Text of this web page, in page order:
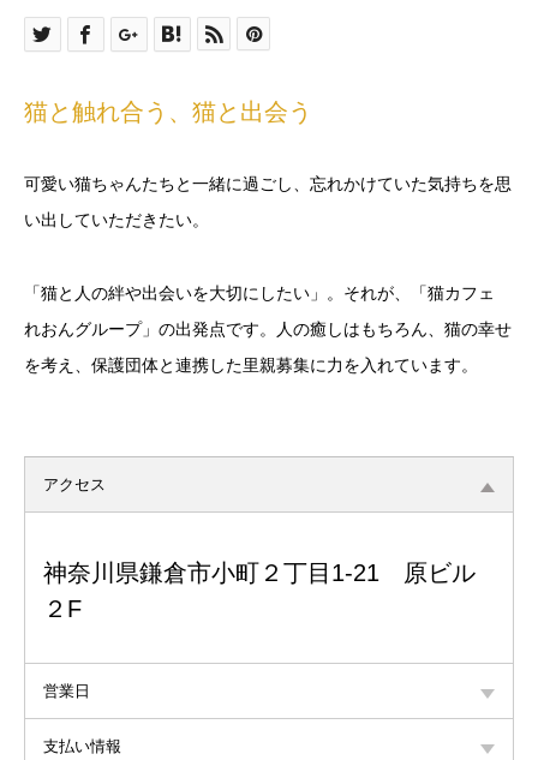
猫と触れ合う、猫と出会う
可愛い猫ちゃんたちと一緒に過ごし、忘れかけていた気持ちを思
い出していただきたい。
「猫と人の絆や出会いを大切にしたい」。それが、「猫カフェ
れおんグループ」の出発点です。人の癒しはもちろん、猫の幸せ
を考え、保護団体と連携した里親募集に力を入れています。
アクセス
神奈川県鎌倉市小町２丁目1-21 原ビル
２F
営業日
支払い情報